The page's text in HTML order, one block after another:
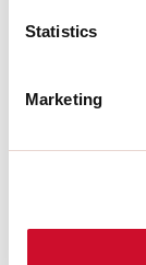
Statistics
Marketing
LIGHT